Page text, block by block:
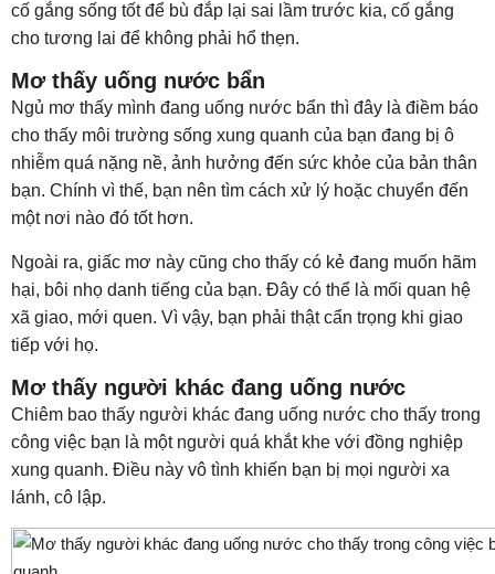
cố gắng sống tốt để bù đắp lại sai lầm trước kia, cố gắng
cho tương lai để không phải hổ thẹn.
Mơ thấy uống nước bẩn
Ngủ mơ thấy mình đang uống nước bẩn thì đây là điềm báo
cho thấy môi trường sống xung quanh của bạn đang bị ô
nhiễm quá nặng nề, ảnh hưởng đến sức khỏe của bản thân
bạn. Chính vì thế, bạn nên tìm cách xử lý hoặc chuyển đến
một nơi nào đó tốt hơn.
Ngoài ra, giấc mơ này cũng cho thấy có kẻ đang muốn hãm
hại, bôi nhọ danh tiếng của bạn. Đây có thể là mối quan hệ
xã giao, mới quen. Vì vậy, bạn phải thật cẩn trọng khi giao
tiếp với họ.
Mơ thấy người khác đang uống nước
Chiêm bao thấy người khác đang uống nước cho thấy trong
công việc bạn là một người quá khắt khe với đồng nghiệp
xung quanh. Điều này vô tình khiến bạn bị mọi người xa
lánh, cô lập.